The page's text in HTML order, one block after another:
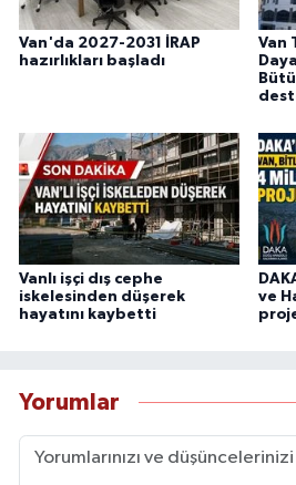
Van'da 2027-2031 İRAP
hazırlıkları başladı
Van
Vanlı işçi dış cephe
iskelesinden düşerek
hayatını kaybetti
ve
Yorumlar